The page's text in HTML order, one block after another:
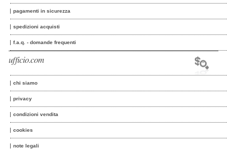
pagamenti in sicurezza
spedizioni acquisti
f.a.q. - domande frequenti
ufficio.com
chi siamo
privacy
condizioni vendita
cookies
note legali